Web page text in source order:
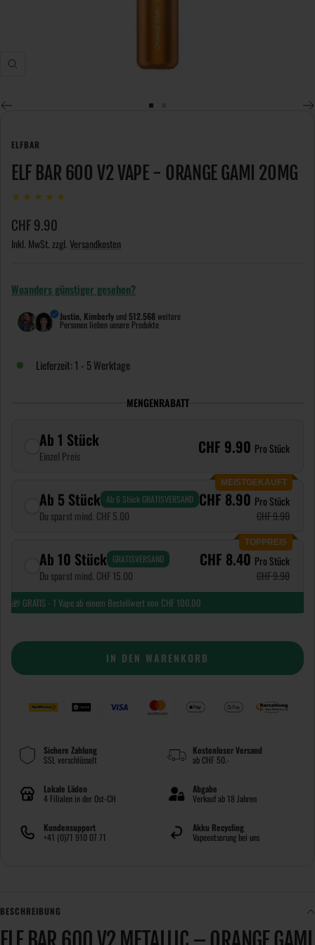
Zoom
gehengehen
ELFBAR
ELF BAR 600 V2 VAPE - ORANGE GAMI 20MG
★ ★ ★ ★ ★
Angebotspreis
CHF 9.90
Inkl. MwSt. zzgl.Versandkosten
Woanders günstiger gesehen?
Justin, Kimberly und 512.568weitere
Personen lieben unsere Produkte
Lieferzeit: 1 - 5 Werktage
MENGENRABATT
Ab 1 Stück
Einzel Preis CHF 9.90 Pro Stück
MEISTGEKAUFT
Ab 5 Stück Ab 6 Stück GRATISVERSAND
Du sparst mind. CHF 5.00
CHF 8.90 Pro Stück
CHF 9.90
TOPPREIS
Ab 10 Stück GRATISVERSAND
Du sparst mind. CHF 15.00
CHF 8.40 Pro Stück
CHF 9.90
🎁 GRATIS - 1 Vape ab einem Bestellwert von CHF 100.00
IN DEN WARENKORB
Sichere Zahlung
SSL verschlüsselt
Kostenloser Versand
ab CHF 50.-
Lokale Läden
4 Filialen in der Ost-CH
Abgabe
Verkauf ab 18 Jahren
Kundensupport
+41 (0)71 910 07 71
Akku Recycling
Vapeentsorung bei uns
BESCHREIBUNG